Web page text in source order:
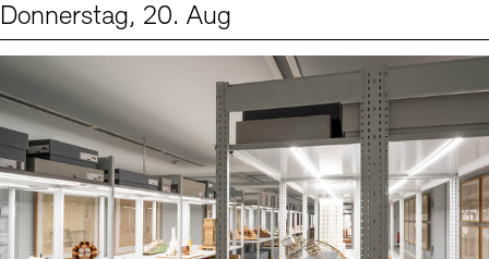
Donnerstag, 20. Aug